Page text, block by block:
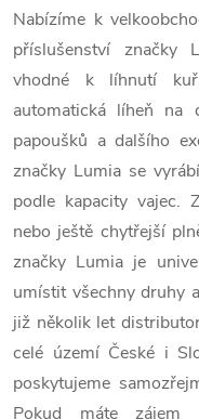
v
l
á
d
a
c
í
p
r
Nabízíme k
příslušenství značky
vhodné k líhnutí
automatická líheň
papoušků a dalšího
značky Lumia se
podle kapacity vajec.
nebo ještě chytřejší
značky Lumia je
umístit všechny druhy
již několik let
celé území České i
poskytujeme
Pokud máte zájem